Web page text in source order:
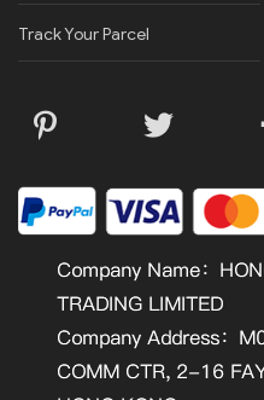
Track Your Parcel